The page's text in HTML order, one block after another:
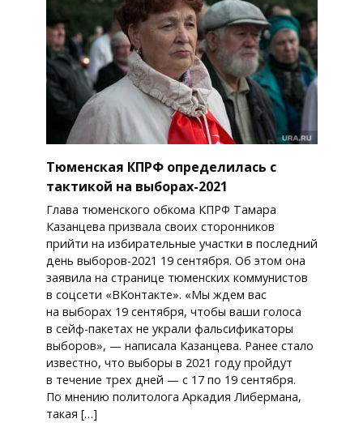
Тюменская КПРФ определилась с
тактикой на выборах-2021
Глава тюменского обкома КПРФ Тамара
Казанцева призвала своих сторонников
прийти на избирательные участки в последний
день выборов-2021 19 сентября. Об этом она
заявила на странице тюменских коммунистов
в соцсети «ВКонтакте». «Мы ждем вас
на выборах 19 сентября, чтобы ваши голоса
в сейф-пакетах не украли фальсификаторы
выборов», — написала Казанцева. Ранее стало
известно, что выборы в 2021 году пройдут
в течение трех дней — с 17 по 19 сентября.
По мнению политолога Аркадия Либермана,
такая […]